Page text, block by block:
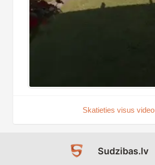
Skatieties visus video
Sudzibas.lv